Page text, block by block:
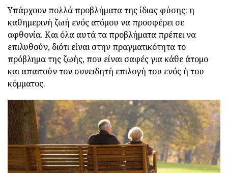
Υπάρχουν πολλά προβλήματα της ίδιας φύσης: η
καθημερινή ζωή ενός ατόμου να προσφέρει σε
αφθονία. Και όλα αυτά τα προβλήματα πρέπει να
επιλυθούν, διότι είναι στην πραγματικότητα το
πρόβλημα της ζωής, που είναι σαφές για κάθε άτομο
και απαιτούν τον συνειδητή επιλογή του ενός ή του
κόμματος.